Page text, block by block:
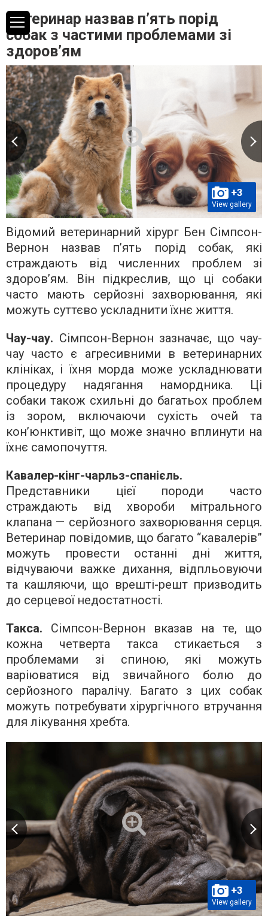
Ветеринар назвав п’ять порід
собак з частими проблемами зі
здоров’ям
+3
View gallery
Відомий ветеринарний хірург Бен Сімпсон-
Вернон назвав п’ять порід собак, які
страждають від численних проблем зі
здоров’ям. Він підкреслив, що ці собаки
часто мають серйозні захворювання, які
можуть суттєво ускладнити їхнє життя.
Чау-чау. Сімпсон-Вернон зазначає, що чау-
чау часто є агресивними в ветеринарних
клініках, і їхня морда може ускладнювати
процедуру надягання намордника. Ці
собаки також схильні до багатьох проблем
із зором, включаючи сухість очей та
кон’юнктивіт, що може значно вплинути на
їхнє самопочуття.
Кавалер-кінг-чарльз-спанієль.
Представники цієї породи часто
страждають від хвороби мітрального
клапана — серйозного захворювання серця.
Ветеринар повідомив, що багато “кавалерів”
можуть провести останні дні життя,
відчуваючи важке дихання, відпльовуючи
та кашляючи, що врешті-решт призводить
до серцевої недостатності.
Такса. Сімпсон-Вернон вказав на те, що
кожна четверта такса стикається з
проблемами зі спиною, які можуть
варіюватися від звичайного болю до
серйозного паралічу. Багато з цих собак
можуть потребувати хірургічного втручання
для лікування хребта.
+3
View gallery